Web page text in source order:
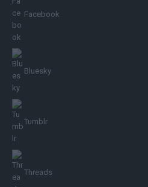
Facebook
Bluesky
Tumblr
Threads